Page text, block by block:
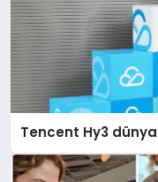
Tencent Hy3